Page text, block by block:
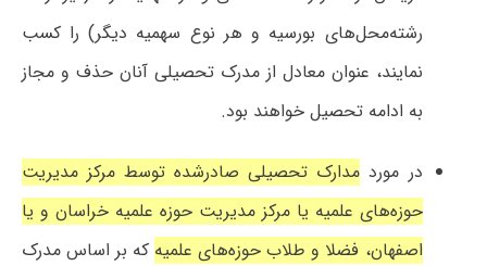
رشته‌محل‌های بورسیه و هر نوع سهمیه دیگر) را کسب
نمایند، عنوان معادل از مدرک تحصیلی آنان حذف و مجاز
به ادامه تحصیل خواهند بود.
در مورد مدارک تحصیلی صادرشده توسط مرکز مدیریت
حوزه‌های علمیه یا مرکز مدیریت حوزه علمیه خراسان و یا
اصفهان، فضلا و طلاب حوزه‌های علمیه که بر اساس مدرک